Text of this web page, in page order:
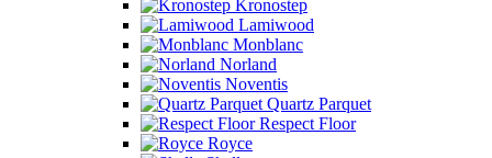
Kronostep
Lamiwood
Monblanc
Norland
Noventis
Quartz Parquet
Respect Floor
Royce